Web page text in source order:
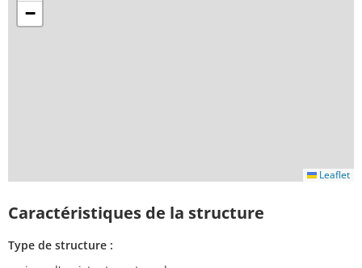
−
Leaflet
Caractéristiques de la structure
Type de structure :